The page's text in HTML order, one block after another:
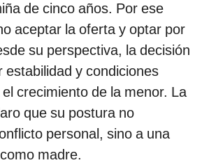
de cinco años. Por ese
aceptar la oferta y optar por
su perspectiva, la decisión
estabilidad y condiciones
crecimiento de la menor. La
que su postura no
personal, sino a una
madre.